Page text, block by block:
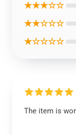
★★★☆☆
★★☆☆☆
★☆☆☆☆
The item is